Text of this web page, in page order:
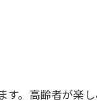
。高齢者が楽